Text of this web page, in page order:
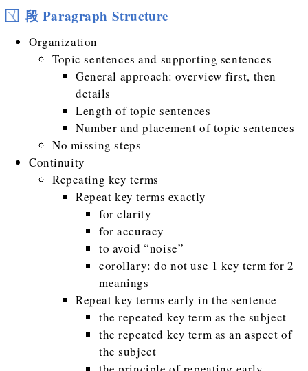
段 Paragraph Structure
Organization
Topic sentences and supporting sentences
General approach: overview first, then
details
Length of topic sentences
Number and placement of topic sentences
No missing steps
Continuity
Repeating key terms
Repeat key terms exactly
for clarity
for accuracy
to avoid “noise”
corollary: do not use 1 key term for 2
meanings
Repeat key terms early in the sentence
the repeated key term as the subject
the repeated key term as an aspect of
the subject